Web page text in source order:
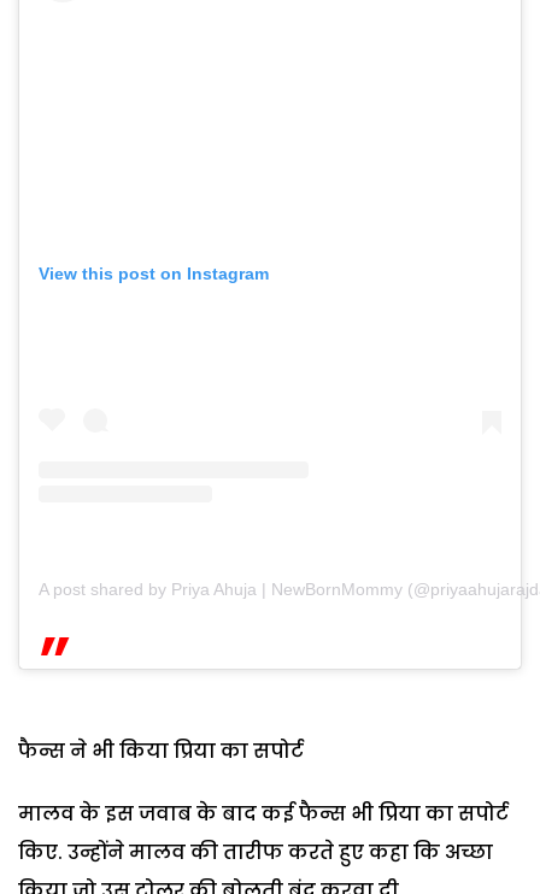
View this post on Instagram
A post shared by Priya Ahuja | NewBornMommy
फैन्स ने भी किया प्रिया का सपोर्ट
मालव के इस जवाब के बाद कई फैन्स भी प्रिया का सपोर्ट
किए. उन्होंने मालव की तारीफ करते हुए कहा कि अच्छा